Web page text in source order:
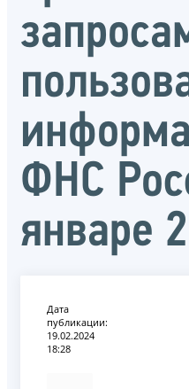
ФНС
январе
Дата
публикации:
19.02.2024
18:28